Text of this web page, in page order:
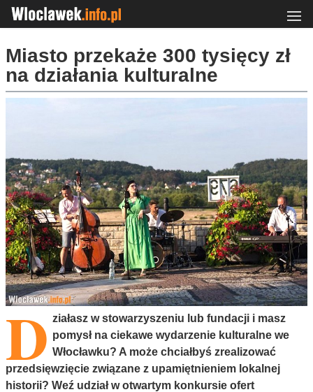
Miasto przekaże 300 tysięcy zł
na działania kulturalne
D ziałasz w stowarzyszeniu lub fundacji i masz
pomysł na ciekawe wydarzenie kulturalne we
Włocławku? A może chciałbyś zrealizować
przedsięwzięcie związane z upamiętnieniem lokalnej
historii? Weź udział w otwartym konkursie ofert